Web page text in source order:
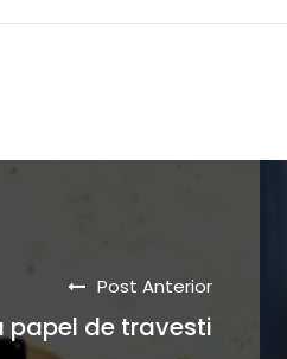
Post Anterior
papel de travesti